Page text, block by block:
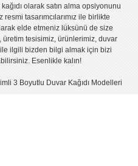
olarak satın alma opsiyonunu
tasarımcılarımız ile birlikte
elde etmeniz lüksünü de size
tesisimiz, ürünlerimiz, duvar
ilgili bizden bilgi almak için bizi
Esenlikle kalın!
3 Boyutlu Duvar Kağıdı Modelleri